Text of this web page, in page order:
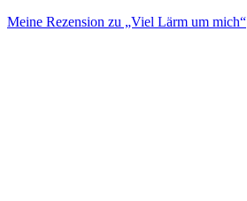
Meine Rezension zu „Viel Lärm um mich“